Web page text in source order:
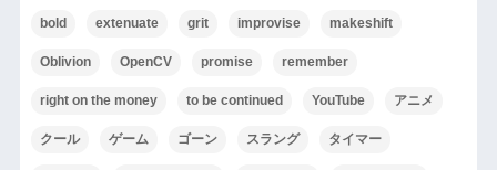
bold extenuate grit improvise makeshift
Oblivion OpenCV promise remember
right on the money to be continued YouTube アニメ
クール ゲーム ゴーン スラング タイマー